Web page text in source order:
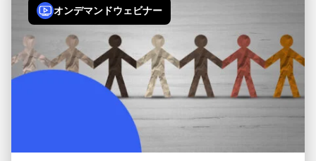
オンデマンドウェビナー